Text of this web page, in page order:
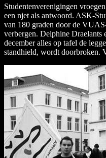
Studentenverenigingen
een njet als antwoord. ASK-
van 180 graden door de
verbergen. Delphine Draelants
december alles op tafel de
standhield, wordt doorbroken.